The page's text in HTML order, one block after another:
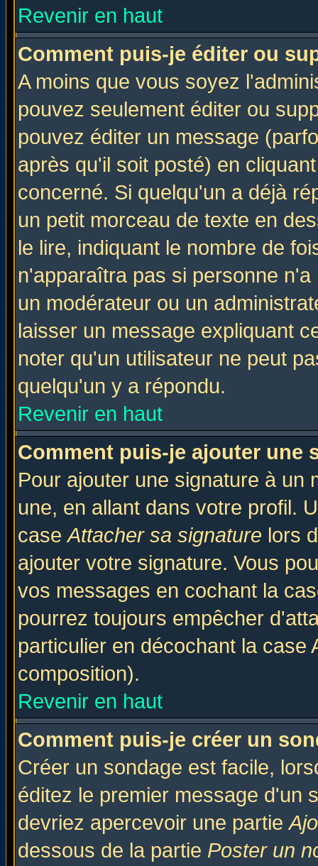
Revenir en haut
Comment puis-je éditer ou
A moins que vous soyez
pouvez seulement éditer ou
pouvez éditer un message
après qu'il soit posté) en
concerné. Si quelqu'un a déjà
un petit morceau de texte en
le lire, indiquant le nombre de
n'apparaîtra pas si personne
un modérateur ou un
laisser un message expliquant
noter qu'un utilisateur ne peut
quelqu'un y a répondu.
Revenir en haut
Comment puis-je ajouter une
Pour ajouter une signature à un
une, en allant dans votre profil.
caseAttacher sa signature lors
ajouter votre signature. Vous
vos messages en cochant la
pourrez toujours empêcher
particulier en décochant la
composition).
Revenir en haut
Comment puis-je créer un
Créer un sondage est facile,
éditez le premier message d'un
devriez apercevoir une partie
dessous de la partie Poster un